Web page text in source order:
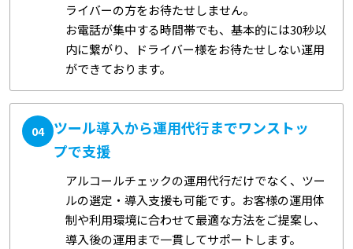
ライバーの方をお待たせしません。
お電話が集中する時間帯でも、基本的には30秒以
内に繋がり、ドライバー様をお待たせしない運用
ができております。
04
ツール導入から運用代行までワンストッ
プで支援
アルコールチェックの運用代行だけでなく、ツー
ルの選定・導入支援も可能です。お客様の運用体
制や利用環境に合わせて最適な方法をご提案し、
導入後の運用まで一貫してサポートします。